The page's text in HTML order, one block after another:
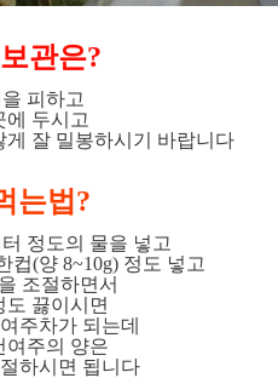
관은?
피하고
에 두시고
잘 밀봉하시기 바랍니다
는법?
정도의 물을 넣고
컵(양 8~10g) 정도 넣고
조절하면서
도 끓이시면
주차가 되는데
여주의 양은
하시면 됩니다